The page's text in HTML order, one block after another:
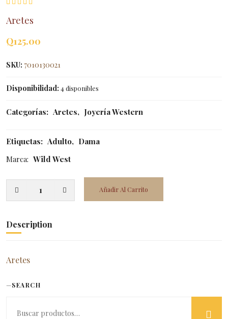
Aretes
Q125.00
SKU: 7010130021
Disponibilidad: 4 disponibles
Categorías: Aretes, Joyería Western
Etiquetas: Adulto, Dama
Marca: Wild West
Añadir Al Carrito
Description
Aretes
SEARCH